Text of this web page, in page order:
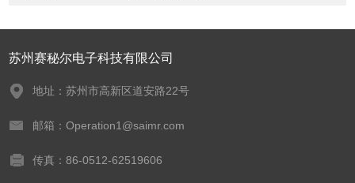
苏州赛秘尔电子科技有限公司
地址：苏州市高新区道安路22号
邮箱：Operation1@saimr.com
传真：86-0512-62519606